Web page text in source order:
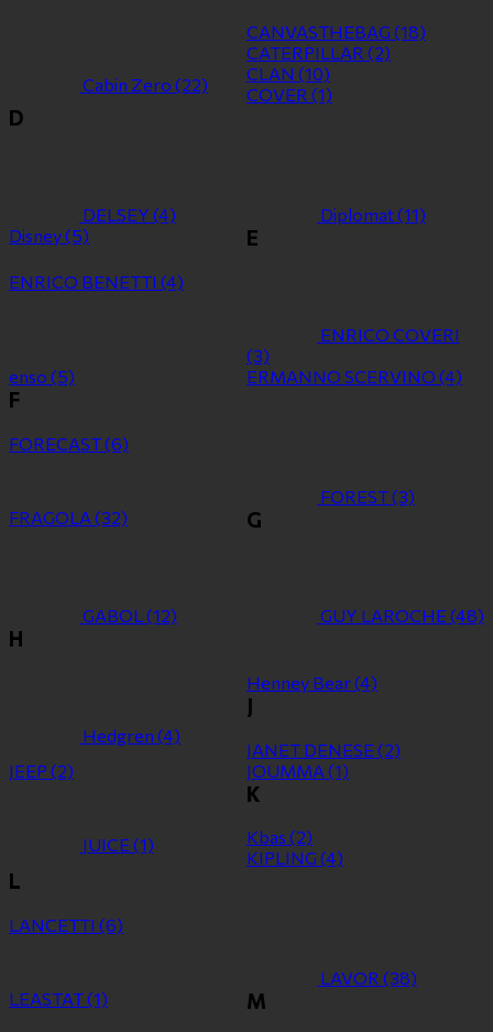
Cabin Zero (22)
CANVASTHEBAG (18)
CATERPILLAR (2)
CLAN (10)
COVER (1)
D
DELSEY (4) Diplomat(11)
Disney(5) E
ENRICO BENETTI (4)
ENRICO COVERI
(3)
enso (5) ERMANNO SCERVINO (4)
F
FORECAST(6)
FOREST(3)
FRAGOLA (32) G
GABOL(12) GUY LAROCHE (48)
H
Hedgren (4)
Henney Bear(4)
J
JANET DENESE (2)
JEEP (2) JOUMMA (1)
JUICE (1)
K
Kbas (2)
KIPLING (4)
L
LANCETTI (6)
LAVOR (38)
LEASTAT(1) M